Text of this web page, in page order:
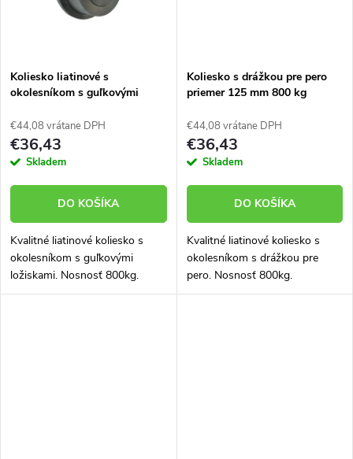
Koliesko liatinové s
okolesníkom s guľkovými
96125-01
€44,08 vrátane DPH
€36,43
Skladem
DO KOŠÍKA
Kvalitné liatinové koliesko s
okolesníkom s guľkovými
ložiskami. Nosnosť 800kg.
Koliesko s drážkou pre pero
priemer 125 mm 800 kg
€44,08 vrátane DPH
€36,43
Skladem
DO KOŠÍKA
Kvalitné liatinové koliesko s
okolesníkom s drážkou pre
pero. Nosnosť 800kg.